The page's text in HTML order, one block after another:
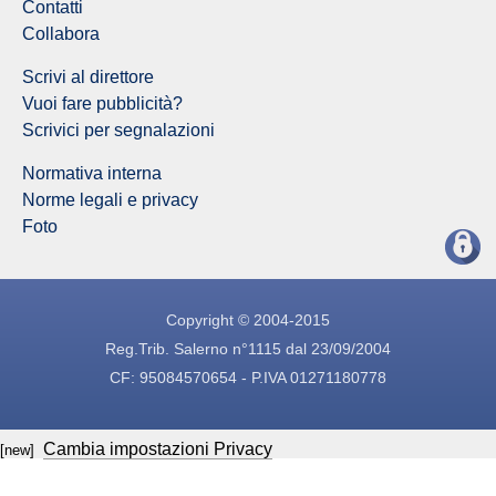
Contatti
Collabora
Scrivi al direttore
Vuoi fare pubblicità?
Scrivici per segnalazioni
Normativa interna
Norme legali e privacy
Foto
Copyright © 2004-2015
Reg.Trib. Salerno n°1115 dal 23/09/2004
CF: 95084570654 - P.IVA 01271180778
[new] Cambia impostazioni Privacy